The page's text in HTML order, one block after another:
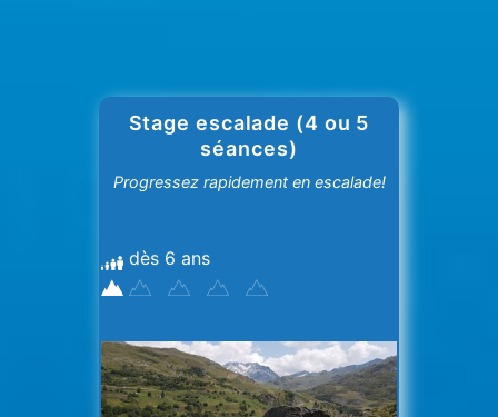
Stage escalade (4 ou 5
séances)
Progressez rapidement en escalade!
dès 6 ans